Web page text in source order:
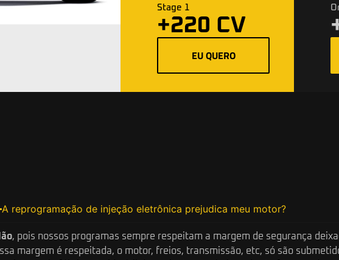
Stage 1
+220 CV
EU QUERO
A reprogramação de injeção eletrônica prejudica meu motor?
, pois nossos programas sempre respeitam a margem de segurança
margem é respeitada, o motor, freios, transmissão, etc, só são